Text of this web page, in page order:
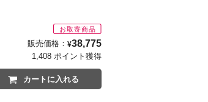
販売価格： ¥38,775
1,408 ポイント獲得
カートに入れる